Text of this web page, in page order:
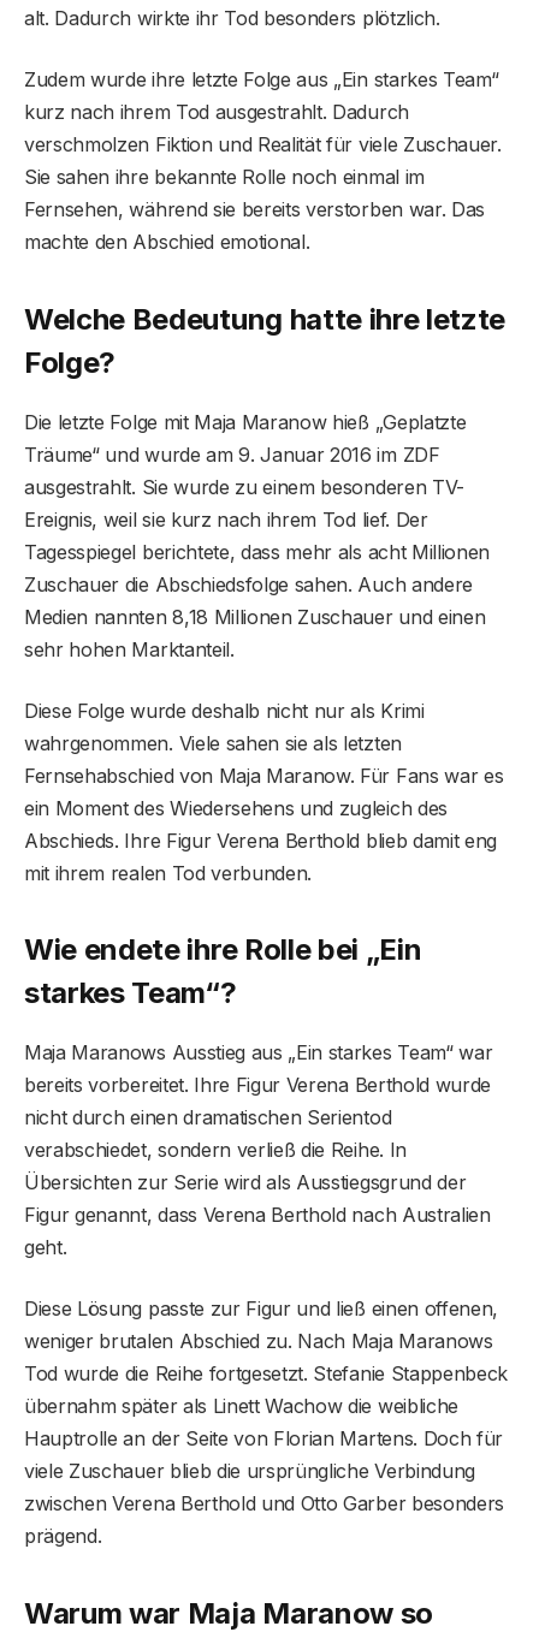
alt. Dadurch wirkte ihr Tod besonders plötzlich.
Zudem wurde ihre letzte Folge aus „Ein starkes Team“
kurz nach ihrem Tod ausgestrahlt. Dadurch
verschmolzen Fiktion und Realität für viele Zuschauer.
Sie sahen ihre bekannte Rolle noch einmal im
Fernsehen, während sie bereits verstorben war. Das
machte den Abschied emotional.
Welche Bedeutung hatte ihre letzte
Folge?
Die letzte Folge mit Maja Maranow hieß „Geplatzte
Träume“ und wurde am 9. Januar 2016 im ZDF
ausgestrahlt. Sie wurde zu einem besonderen TV-
Ereignis, weil sie kurz nach ihrem Tod lief. Der
Tagesspiegel berichtete, dass mehr als acht Millionen
Zuschauer die Abschiedsfolge sahen. Auch andere
Medien nannten 8,18 Millionen Zuschauer und einen
sehr hohen Marktanteil.
Diese Folge wurde deshalb nicht nur als Krimi
wahrgenommen. Viele sahen sie als letzten
Fernsehabschied von Maja Maranow. Für Fans war es
ein Moment des Wiedersehens und zugleich des
Abschieds. Ihre Figur Verena Berthold blieb damit eng
mit ihrem realen Tod verbunden.
Wie endete ihre Rolle bei „Ein
starkes Team“?
Maja Maranows Ausstieg aus „Ein starkes Team“ war
bereits vorbereitet. Ihre Figur Verena Berthold wurde
nicht durch einen dramatischen Serientod
verabschiedet, sondern verließ die Reihe. In
Übersichten zur Serie wird als Ausstiegsgrund der
Figur genannt, dass Verena Berthold nach Australien
geht.
Diese Lösung passte zur Figur und ließ einen offenen,
weniger brutalen Abschied zu. Nach Maja Maranows
Tod wurde die Reihe fortgesetzt. Stefanie Stappenbeck
übernahm später als Linett Wachow die weibliche
Hauptrolle an der Seite von Florian Martens. Doch für
viele Zuschauer blieb die ursprüngliche Verbindung
zwischen Verena Berthold und Otto Garber besonders
prägend.
Warum war Maja Maranow so